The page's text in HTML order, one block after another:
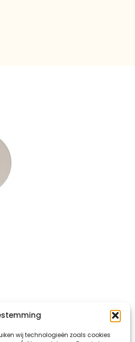
wij technologieën zoals cookies